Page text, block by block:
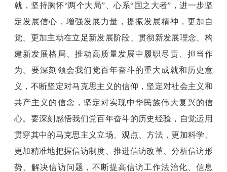
就，坚持胸怀“两个大局”、心系“国之大者”，进一步坚
定发展信心，增强发展力量，提振发展精神，更加自
觉、更加主动在立足新发展阶段、贯彻新发展理念、构
建新发展格局、推动高质量发展中履职尽责、担当作
为。要深刻领会我们党百年奋斗的重大成就和历史意
义，不断坚定对马克思主义的信仰，坚定对社会主义和
共产主义的信念，坚定对实现中华民族伟大复兴的信
心。要深刻感悟我们党百年奋斗的历史经验，自觉运用
贯穿其中的马克思主义立场、观点、方法，更加科学、
更加精准地把握信访制度、推进信访改革、分析信访形
势、解决信访问题，不断提高信访工作法治化、信息